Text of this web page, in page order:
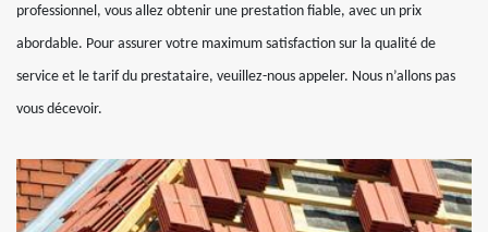
professionnel, vous allez obtenir une prestation fiable, avec un prix
abordable. Pour assurer votre maximum satisfaction sur la qualité de
service et le tarif du prestataire, veuillez-nous appeler. Nous n’allons pas
vous décevoir.